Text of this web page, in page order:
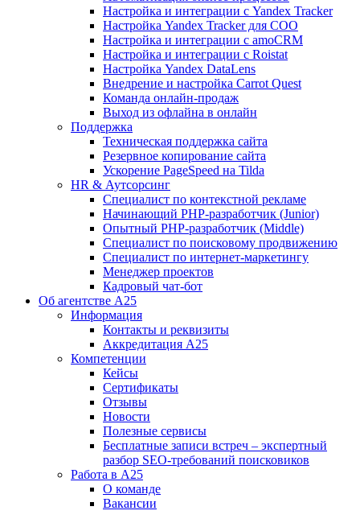
Настройка и интеграции с Yandex Tracker
Настройка Yandex Tracker для СОО
Настройка и интеграции с amoCRM
Настройка и интеграции с Roistat
Настройка Yandex DataLens
Внедрение и настройка Carrot Quest
Команда онлайн-продаж
Выход из офлайна в онлайн
Поддержка
Техническая поддержка сайта
Резервное копирование сайта
Ускорение PageSpeed на Tilda
HR & Аутсорсинг
Специалист по контекстной рекламе
Начинающий PHP-разработчик (Junior)
Опытный PHP-разработчик (Middle)
Специалист по поисковому продвижению
Специалист по интернет-маркетингу
Менеджер проектов
Кадровый чат-бот
Об агентстве А25
Информация
Контакты и реквизиты
Аккредитация А25
Компетенции
Кейсы
Сертификаты
Отзывы
Новости
Полезные сервисы
Бесплатные записи встреч – экспертный
разбор SEO-требований поисковиков
Работа в А25
О команде
Вакансии